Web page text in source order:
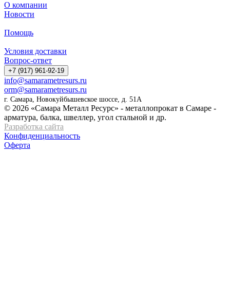
О компании
Новости
Помощь
Условия доставки
Вопрос-ответ
+7 (917) 961-92-19
info@samarametresurs.ru
orm@samarametresurs.ru
г. Самара, Новокуйбышевское шоссе, д. 51А
© 2026 «Самара Металл Ресурс» - металлопрокат в Самаре -
арматура, балка, швеллер, угол стальной и др.
Разработка сайта
Конфиденциальность
Оферта